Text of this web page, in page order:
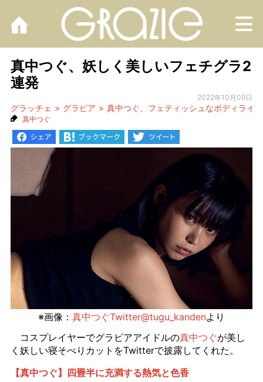
真中つぐ、妖しく美しいフェチグラ2
連発
2022年10月09日
グラッチェ グラビア 真中つぐ、フェティッシュなボディライン
真中つぐ
※画像： 真中つぐTwitter@tugu_kandenより
コスプレイヤーでグラビアアイドルの真中つぐが美し
く妖しい寝そべりカットをTwitterで披露してくれた。
【真中つぐ】四畳半に充満する熱気と色香